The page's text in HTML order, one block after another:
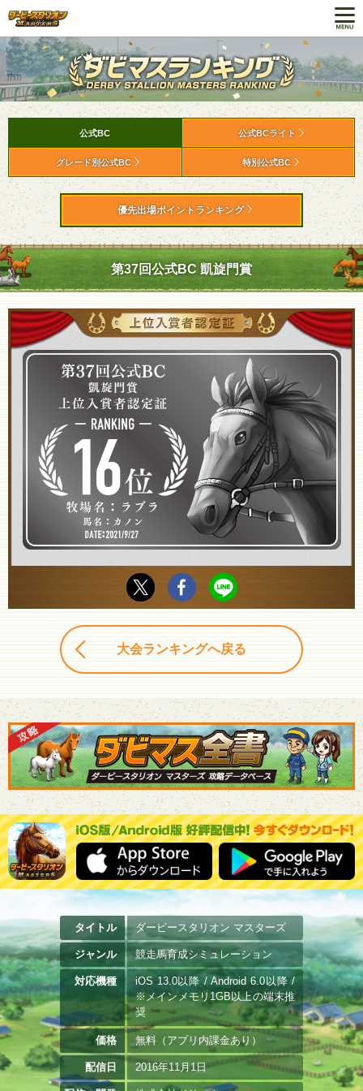
公式BC 公式BCライト
グレード別公式BC 特別公式BC
優先出場ポイントランキング
第37回公式BC 凱旋門賞
大会ランキングへ戻る
タイトル ダービースタリオン マスターズ
ジャンル 競走馬育成シミュレーション
対応機種
iOS 13.0以降 / Android 6.0以降 /
※メインメモリ1GB以上の端末推
奨
価格 無料（アプリ内課金あり）
配信日 2016年11月1日